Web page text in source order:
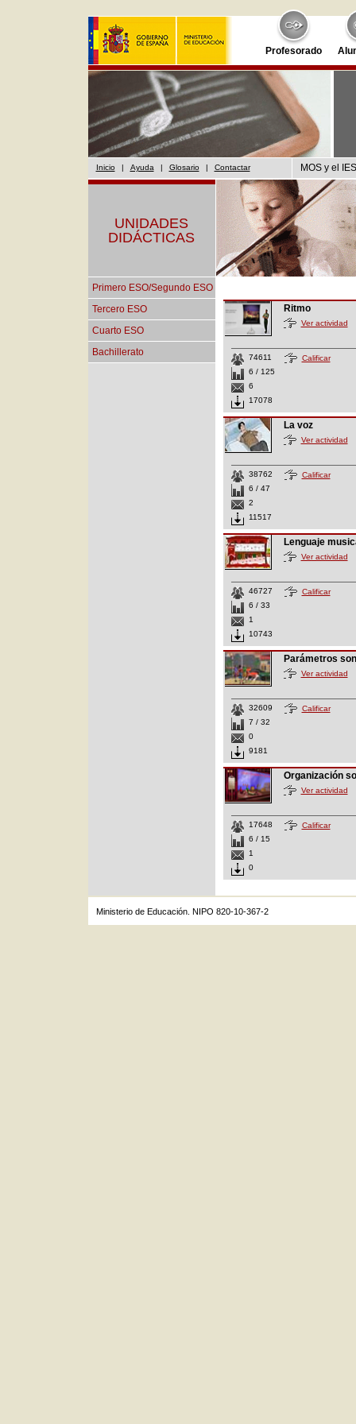
Profesorado
Inicio | Ayuda | Glosario | Contactar MOS y el
UNIDADES
DIDÁCTICAS
Primero ESO/Segundo ESO
Tercero ESO
Cuarto ESO
Bachillerato
Ritmo
Ver actividad
74611
6 / 125
6
17078
Calificar
La voz
Ver actividad
38762
6 / 47
2
11517
Calificar
Lenguaje
Ver actividad
46727
6 / 33
1
10743
Calificar
Parámetros
Ver actividad
32609
7 / 32
0
9181
Calificar
Organización
Ver actividad
17648
6 / 15
1
0
Calificar
Ministerio de Educación. NIPO 820-10-367-2